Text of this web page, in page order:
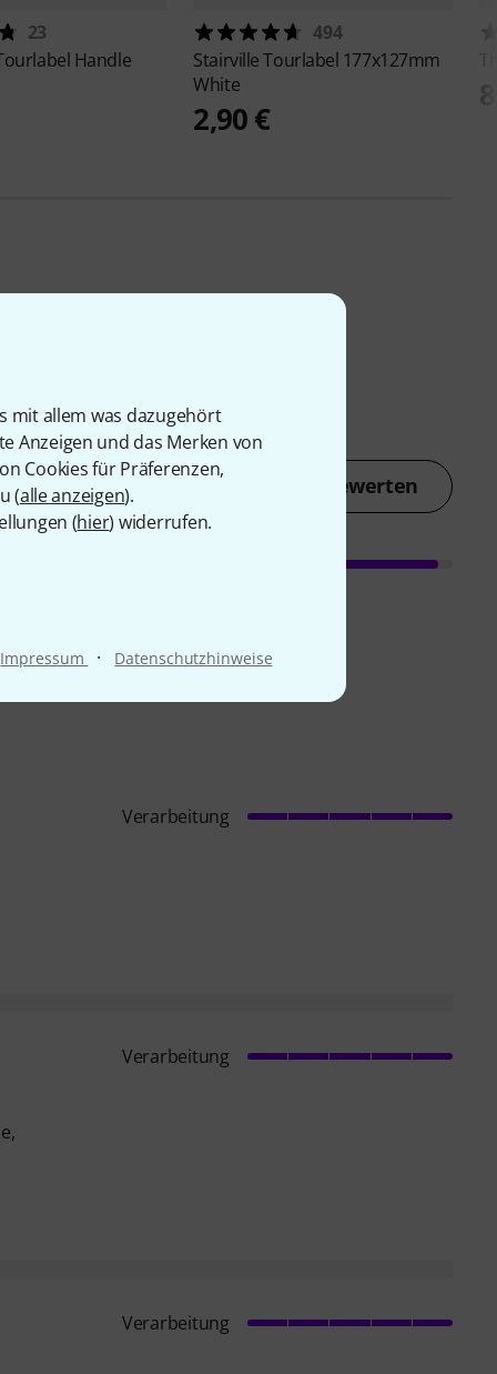
mit allem was dazugehört
Anzeigen und das Merken von
Cookies für Präferenzen,
(alle anzeigen).
(hier) widerrufen.
Impressum · Datenschutzhinweise
23
Handle
494
StairvilleTourlabel 177x127mm
White
2,90 €
Jetzt bewerten
Verarbeitung
Verarbeitung
Verarbeitung